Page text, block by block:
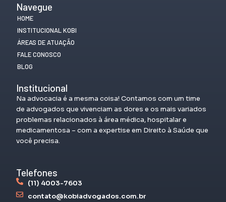
Navegue
HOME
INSTITUCIONAL KOBI
ÁREAS DE ATUAÇÃO
FALE CONOSCO
BLOG
Institucional
Na advocacia é a mesma coisa! Contamos com um time
de advogados que vivenciam as dores e os mais variados
problemas relacionados à área médica, hospitalar e
medicamentosa – com a expertise em Direito à Saúde que
você precisa.
Telefones
(11) 4003-7603
contato@kobiadvogados.com.br